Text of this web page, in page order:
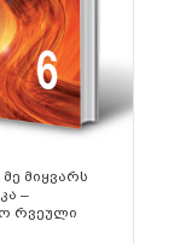
მიყვარს
–
რვეული